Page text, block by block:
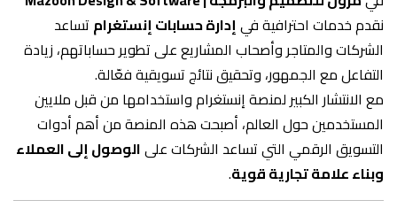
نقدم خدمات احترافية فيإدارة حسابات إنستغرام تساعد
الشركات والمتاجر وأصحاب المشاريع على تطوير حساباتهم، زيادة
التفاعل مع الجمهور، وتحقيق نتائج تسويقية فعّالة.
مع الانتشار الكبير لمنصة إنستغرام واستخدامها من قبل ملايين
المستخدمين حول العالم، أصبحت هذه المنصة من أهم أدوات
التسويق الرقمي التي تساعد الشركات علىالوصول إلى العملاء
وبناء علامة تجارية قوية.